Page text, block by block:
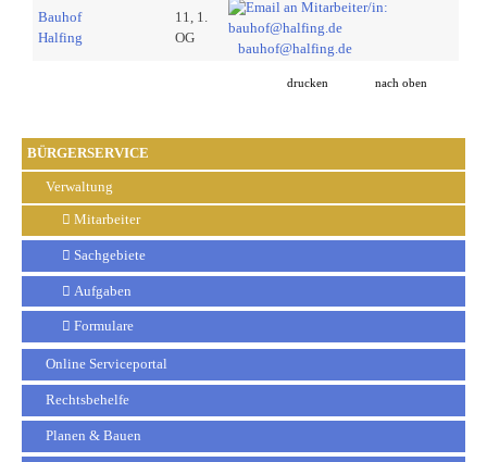
BÜRGERSERVICE
Verwaltung
Mitarbeiter
Sachgebiete
Aufgaben
Formulare
Online Serviceportal
Rechtsbehelfe
Planen & Bauen
Bauhof
Halfing
11, 1.
OG
bauhof@halfing.de
drucken nach oben